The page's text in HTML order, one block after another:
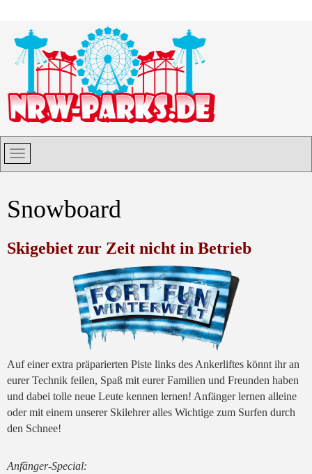
Snowboard
Skigebiet zur Zeit nicht in Betrieb
Auf einer extra präparierten Piste links des Ankerliftes könnt ihran
eurer Technik feilen, Spaß mit eurer Familien und Freunden haben
und dabei tolle neue Leute kennen lernen! Anfänger lernen alleine
oder mit einem unserer Skilehreralles Wichtige zum Surfen durch
den Schnee!
Anfänger-Special: